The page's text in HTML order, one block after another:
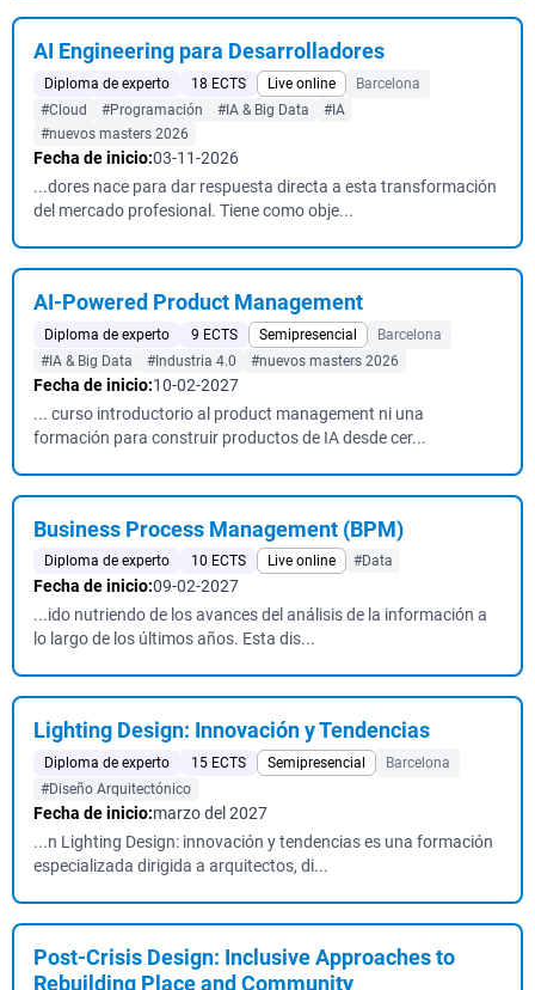
AI Engineering para Desarrolladores
Diploma de experto 18 ECTS Live online
Barcelona
#Cloud
#Programación #IA & Big Data
#IA
#nuevos masters 2026
Fecha de inicio:03-11-2026
...dores nace para dar respuesta directa a esta transformación
del mercado profesional. Tiene como obje...
AI-Powered Product Management
Diploma de experto 9 ECTS Semipresencial
Barcelona
#IA & Big Data
#Industria 4.0 #nuevos masters 2026
Fecha de inicio:10-02-2027
... curso introductorio al product management ni una
formación para construir productos de IA desde cer...
Business Process Management (BPM)
Diploma de experto 10 ECTS Live online #Data
Fecha de inicio:09-02-2027
...ido nutriendo de los avances del análisis de la información a
lo largo de los últimos años. Esta dis...
Lighting Design: Innovación y Tendencias
Diploma de experto 15 ECTS Semipresencial
Barcelona
#Diseño Arquitectónico
Fecha de inicio:marzo del 2027
...n Lighting Design: innovación y tendencias es una formación
especializada dirigida a arquitectos, di...
Post-Crisis Design: Inclusive Approaches to
Rebuilding Place and Community